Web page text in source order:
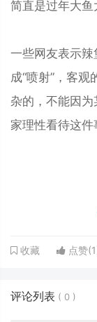
简直是过年大鱼
一些网友表示
成“喷射”，客
杂的，不能因
家理性看待这件
收藏 点赞(1
评论列表 ( 0 )